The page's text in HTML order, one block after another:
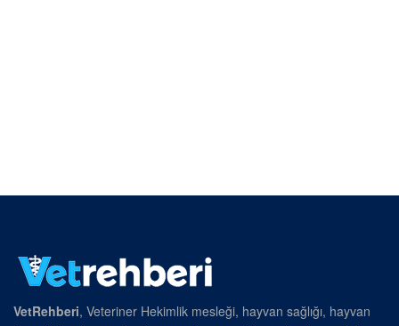
VetRehberi, Veteriner Hekimlik mesleği, hayvan sağlığı, hayvan